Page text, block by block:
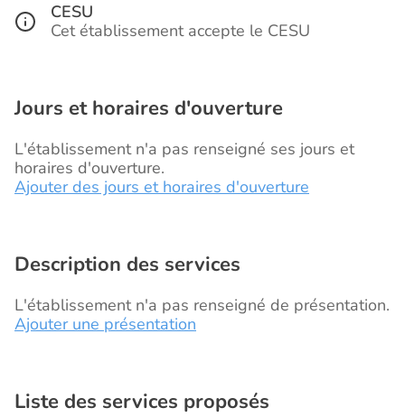
CESU
Cet établissement accepte le CESU
Jours et horaires d'ouverture
L'établissement n'a pas renseigné ses jours et
horaires d'ouverture.
Ajouter des jours et horaires d'ouverture
Description des services
L'établissement n'a pas renseigné de présentation.
Ajouter une présentation
Liste des services proposés